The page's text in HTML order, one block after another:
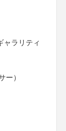
ャラリティ
ー）